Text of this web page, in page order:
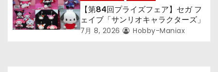
【第84回プライズフェア】セガ フ
ェイブ「サンリオキャラクターズ」
7月 8, 2026 Hobby-Maniax